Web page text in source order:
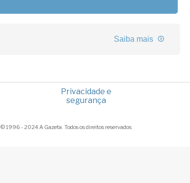
Saiba mais
Privacidade e
segurança
© 1996 - 2024 A Gazeta. Todos os direitos reservados